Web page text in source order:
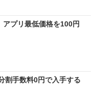
プリ最低価格を100円
割手数料0円で入手する